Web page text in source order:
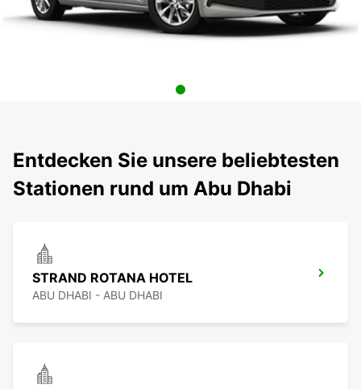
Entdecken Sie unsere beliebtesten
Stationen rund um Abu Dhabi
STRAND ROTANA HOTEL
ABU DHABI - ABU DHABI